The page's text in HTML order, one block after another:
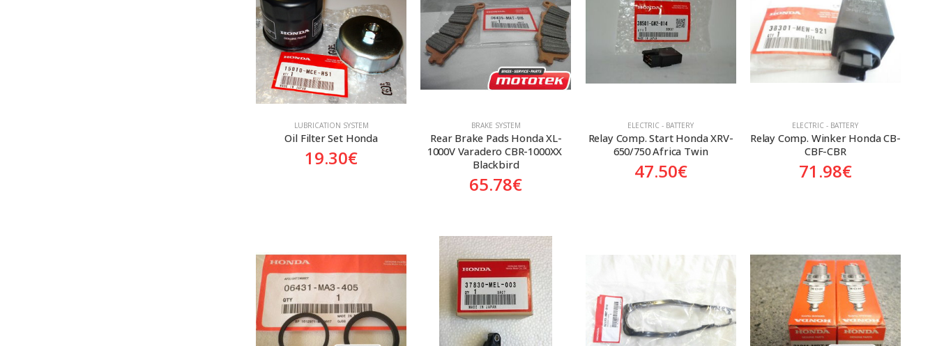
LUBRICATION SYSTEM
Oil Filter Set Honda
19.30€
BRAKE SYSTEM
Rear Brake Pads Honda XL-
1000V Varadero CBR-1000XX
Blackbird
65.78€
ELECTRIC - BATTERY
Relay Comp. Start Honda XRV-
650/750 Africa Twin
47.50€
ELECTRIC - BATTERY
Relay Comp. Winker Honda CB-
CBF-CBR
71.98€